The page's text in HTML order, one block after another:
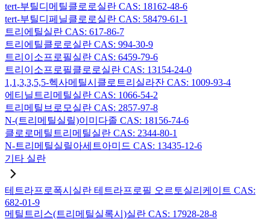
tert-부틸디메틸클로로실란 CAS: 18162-48-6
tert-부틸디페닐클로로실란 CAS: 58479-61-1
트리에틸실란 CAS: 617-86-7
트리에틸클로로실란 CAS: 994-30-9
트리이소프로필실란 CAS: 6459-79-6
트리이소프로필클로로실란 CAS: 13154-24-0
1,1,3,3,5,5-헥사메틸시클로트리실라잔 CAS: 1009-93-4
에티닐트리메틸실란 CAS: 1066-54-2
트리메틸브로모실란 CAS: 2857-97-8
N-(트리메틸실릴)이미다졸 CAS: 18156-74-6
클로로메틸트리메틸실란 CAS: 2344-80-1
N-트리메틸실릴아세트아미드 CAS: 13435-12-6
기타 실란
테트라프로폭시실란 테트라프로필 오르토실리케이트 CAS:
682-01-9
메틸트리스(트리메틸실록시)실란 CAS: 17928-28-8